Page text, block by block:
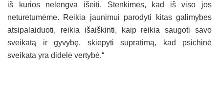
iš kurios nelengva išeiti. Stenkimės, kad iš viso jos
neturėtumėme. Reikia jaunimui parodyti kitas galimybes
atsipalaiduoti, reikia išaiškinti, kaip reikia saugoti savo
sveikatą ir gyvybę, skiepyti supratimą, kad psichinė
sveikata yra didelė vertybė.“